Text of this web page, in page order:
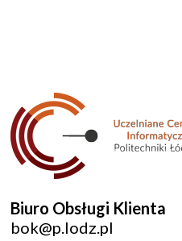
Biuro Obsługi Klienta
bok@p.lodz.pl